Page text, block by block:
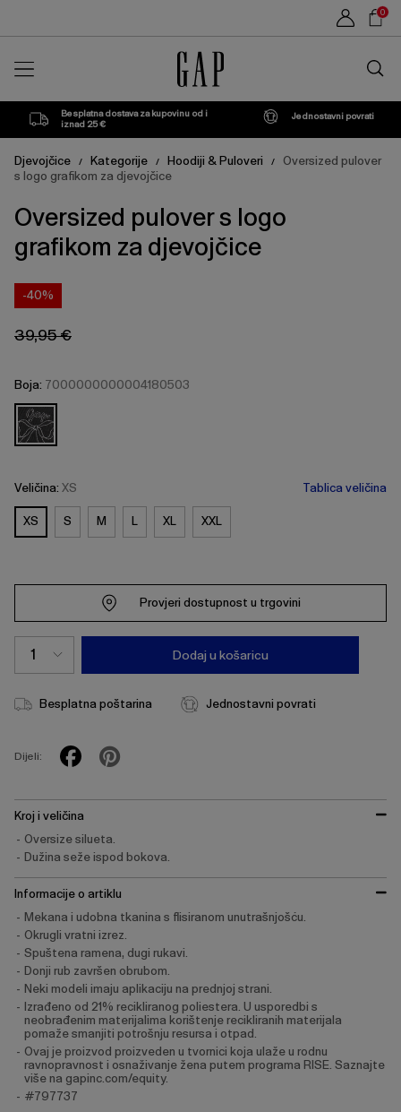
0
trgovini
Besplatna dostava za kupovinu od i
iznad 25 €
Jednostavni povrati
Djevojčice / Kategorije / Hoodiji & Puloveri /
Oversized pulover
s logo grafikom za djevojčice
Oversized pulover s logo
grafikom za djevojčice
-40%
39,95 €
Boja: 7000000000004180503
može
ažurirati
na
odabira
Veličina: XS Tablica veličina
može
ažurirati
na
odabira
XS S M L XL XXL
Provjeri dostupnost u trgovini
Dodaj u košaricu
Besplatna poštarina Jednostavni povrati
Dijeli:
Kroj i veličina
Oversize silueta.
Dužina seže ispod bokova.
Informacije o artiklu
Mekana i udobna tkanina s flisiranom unutrašnjošću.
Okrugli vratni izrez.
Spuštena ramena, dugi rukavi.
Donji rub završen obrubom.
Neki modeli imaju aplikaciju na prednjoj strani.
Izrađeno od 21% recikliranog poliestera. U usporedbi s
neobrađenim materijalima korištenje recikliranih materijala
pomaže smanjiti potrošnju resursa i otpad.
Ovaj je proizvod proizveden u tvornici koja ulaže u rodnu
ravnopravnost i osnaživanje žena putem programa RISE. Saznajte
više na gapinc.com/equity.
#797737